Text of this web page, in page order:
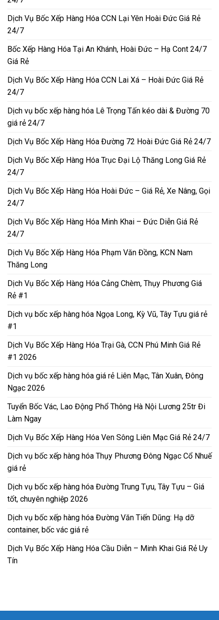
Dịch Vụ Bốc Xếp Hàng Hóa CCN Lại Yên Hoài Đức Giá Rẻ
24/7
Bốc Xếp Hàng Hóa Tại An Khánh, Hoài Đức – Hạ Cont 24/7
Giá Rẻ
Dịch Vụ Bốc Xếp Hàng Hóa CCN Lai Xá – Hoài Đức Giá Rẻ
24/7
Dịch vụ bốc xếp hàng hóa Lê Trọng Tấn kéo dài & Đường 70
giá rẻ 24/7
Dịch Vụ Bốc Xếp Hàng Hóa Đường 72 Hoài Đức Giá Rẻ 24/7
Dịch Vụ Bốc Xếp Hàng Hóa Trục Đại Lộ Thăng Long Giá Rẻ
24/7
Dịch Vụ Bốc Xếp Hàng Hóa Hoài Đức – Giá Rẻ, Xe Nâng, Gọi
24/7
Dịch Vụ Bốc Xếp Hàng Hóa Minh Khai – Đức Diễn Giá Rẻ
24/7
Dịch Vụ Bốc Xếp Hàng Hóa Phạm Văn Đồng, KCN Nam
Thăng Long
Dịch Vụ Bốc Xếp Hàng Hóa Cảng Chèm, Thụy Phương Giá
Rẻ #1
Dịch vụ bốc xếp hàng hóa Ngọa Long, Kỳ Vũ, Tây Tựu giá rẻ
#1
Dịch Vụ Bốc Xếp Hàng Hóa Trại Gà, CCN Phú Minh Giá Rẻ
#1 2026
Dịch vụ bốc xếp hàng hóa giá rẻ Liên Mạc, Tân Xuân, Đông
Ngạc 2026
Tuyển Bốc Vác, Lao Động Phổ Thông Hà Nội Lương 25tr Đi
Làm Ngay
Dịch Vụ Bốc Xếp Hàng Hóa Ven Sông Liên Mạc Giá Rẻ 24/7
Dịch vụ bốc xếp hàng hóa Thụy Phương Đông Ngạc Cổ Nhuế
giá rẻ
Dịch vụ bốc xếp hàng hóa Đường Trung Tựu, Tây Tựu – Giá
tốt, chuyên nghiệp 2026
Dịch vụ bốc xếp hàng hóa Đường Văn Tiến Dũng: Hạ dỡ
container, bốc vác giá rẻ
Dịch Vụ Bốc Xếp Hàng Hóa Cầu Diễn – Minh Khai Giá Rẻ Uy
Tín